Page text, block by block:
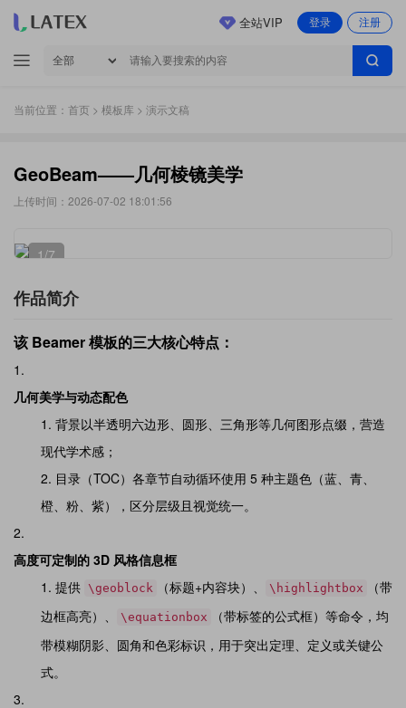
登录 注册
全站VIP
当前位置： 首页 > 模板库 > 演示文稿
GeoBeam——几何棱镜美学
上传时间：2026-07-02 18:01:56
1/7
作品简介
该 Beamer 模板的三大核心特点：
几何美学与动态配色
背景以半透明六边形、圆形、三角形等几何图形点缀，营造
现代学术感；
目录（TOC）各章节自动循环使用 5 种主题色（蓝、青、
橙、粉、紫），区分层级且视觉统一。
高度可定制的 3D 风格信息框
提供 \geoblock （标题+内容块）、 \highlightbox
（带
边框高亮）、
\equationbox
（带标签的公式框）等命令，均
带模糊阴影、圆角和色彩标识，用于突出定理、定义或关键公
式。